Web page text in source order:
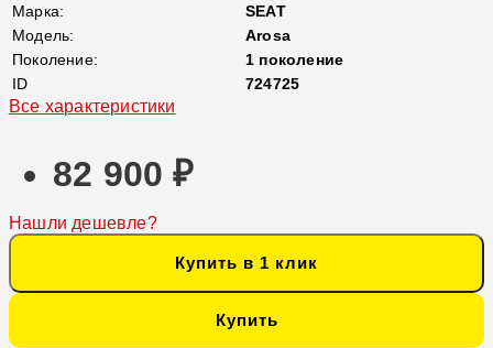
Марка:
SEAT
Модель:
Arosa
Поколение:
1 поколение
ID
724725
Все характеристики
82 900 ₽
Нашли дешевле?
Купить в 1 клик
Купить